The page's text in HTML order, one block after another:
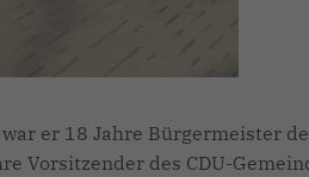
er 18 Jahre Bürgermeister
Vorsitzender des CDU-